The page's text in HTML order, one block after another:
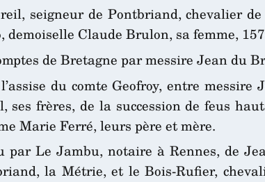
seigneur de Pontbriand, chevalier
demoiselle Claude Brulon, sa femme,
de Bretagne par messire Jean du
du comte Geofroy, entre
frères, de la succession de feus
Marie Ferré, leurs père et mère.
par Le Jambu, notaire à Rennes, de
la Métrie, et le Bois-Rufier,